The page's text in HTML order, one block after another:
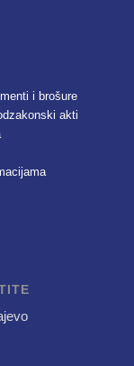
i brošure
akti